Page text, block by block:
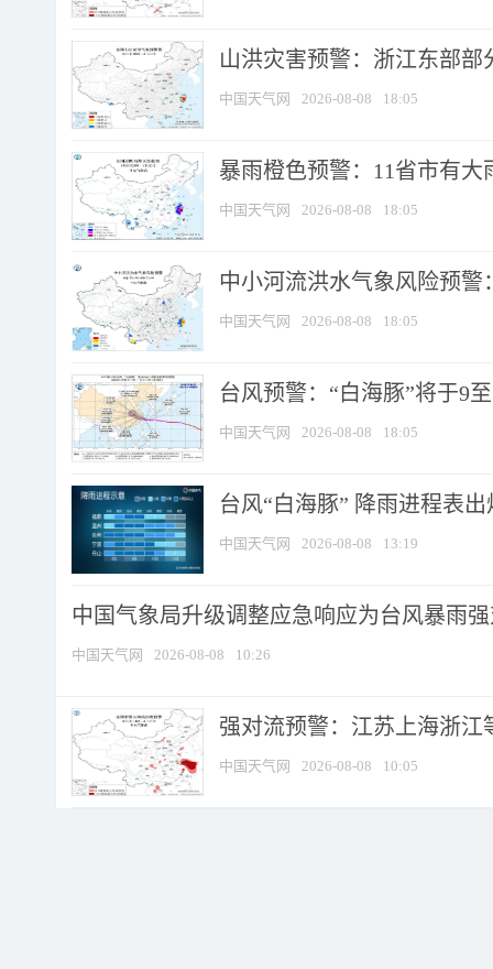
山洪灾害预警：浙江东部
中国天气网 2026-08-08 18:05
暴雨橙色预警：11省市有
中国天气网 2026-08-08 18:05
中小河流洪水气象风险预
中国天气网 2026-08-08 18:05
台风预警：“白海豚”将于9
中国天气网 2026-08-08 18:05
台风“白海豚” 降雨进程表
中国天气网 2026-08-08 13:19
中国气象局升级调整应急响应为台风暴雨
中国天气网 2026-08-08 10:26
强对流预警：江苏上海浙江
中国天气网 2026-08-08 10:05